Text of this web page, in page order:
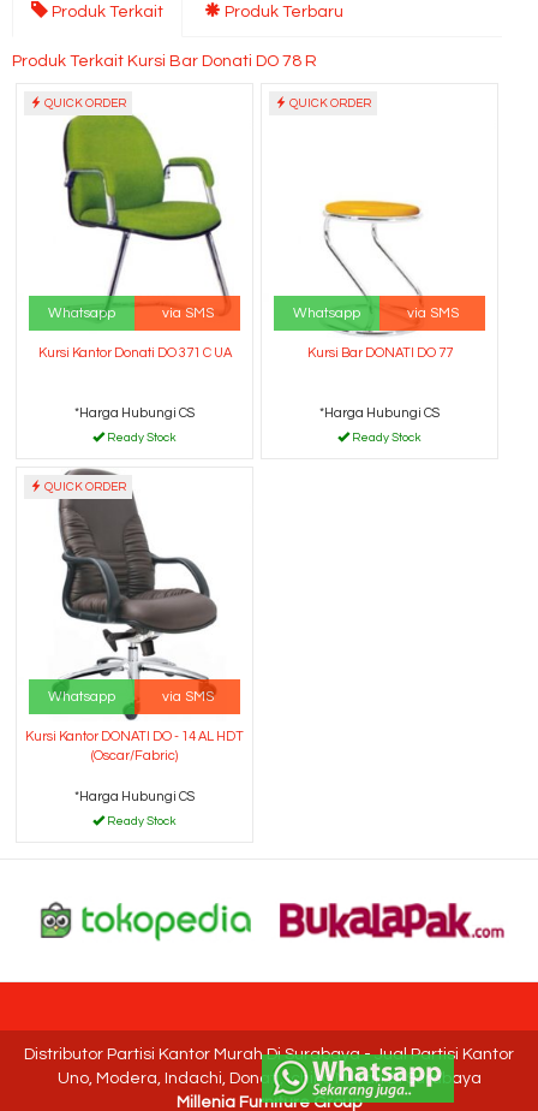
Produk Terkait Produk Terbaru
Produk Terkait Kursi Bar Donati DO 78 R
QUICK ORDER
Whatsapp via SMS
Kursi Kantor Donati DO 371 C UA
*Harga Hubungi CS
Ready Stock
QUICK ORDER
Whatsapp via SMS
Kursi Bar DONATI DO 77
*Harga Hubungi CS
Ready Stock
QUICK ORDER
Whatsapp via SMS
Kursi Kantor DONATI DO - 14 AL HDT
(Oscar/Fabric)
*Harga Hubungi CS
Ready Stock
Distributor Partisi Kantor Murah Di Surabaya - Jual Partisi Kantor
Uno, Modera, Indachi, Donati, Ichiko Murah Di Surabaya
Millenia Furniture Group